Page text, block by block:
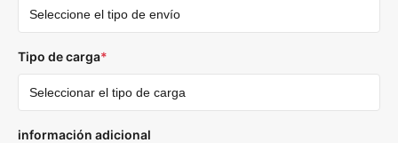
Tipo de carga*
información adicional